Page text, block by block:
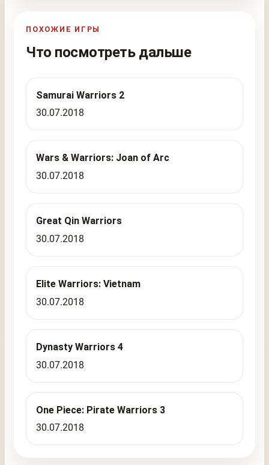
ПОХОЖИЕ ИГРЫ
Что посмотреть дальше
Samurai Warriors 2
30.07.2018
Wars & Warriors: Joan of Arc
30.07.2018
Great Qin Warriors
30.07.2018
Elite Warriors: Vietnam
30.07.2018
Dynasty Warriors 4
30.07.2018
One Piece: Pirate Warriors 3
30.07.2018